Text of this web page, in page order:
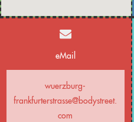
eMail
wuerzburg-
frankfurterstrasse@bodystreet.
com